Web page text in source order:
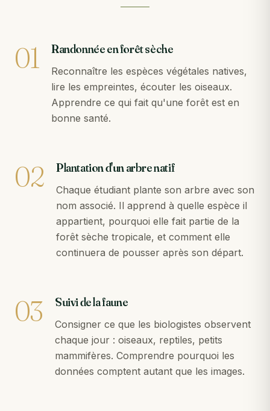
01 Randonnée en forêt sèche
Reconnaître les espèces végétales natives,
lire les empreintes, écouter les oiseaux.
Apprendre ce qui fait qu'une forêt est en
bonne santé.
02 Plantation d'un arbre natif
Chaque étudiant plante son arbre avec son
nom associé. Il apprend à quelle espèce il
appartient, pourquoi elle fait partie de la
forêt sèche tropicale, et comment elle
continuera de pousser après son départ.
03 Suivi de la faune
Consigner ce que les biologistes observent
chaque jour : oiseaux, reptiles, petits
mammifères. Comprendre pourquoi les
données comptent autant que les images.